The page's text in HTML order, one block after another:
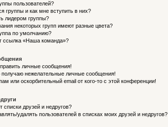
пользователей?
группы и как мне вступить в них?
лидером группы?
некоторых групп имеют разные цвета?
по умолчанию?
ссылка «Наша команда»?
личные сообщения!
получаю нежелательные личные сообщения!
или оскорбительный email от кого-то с этой конференции!
списки друзей и недругов?
удалять пользователей в списках моих друзей и недругов?